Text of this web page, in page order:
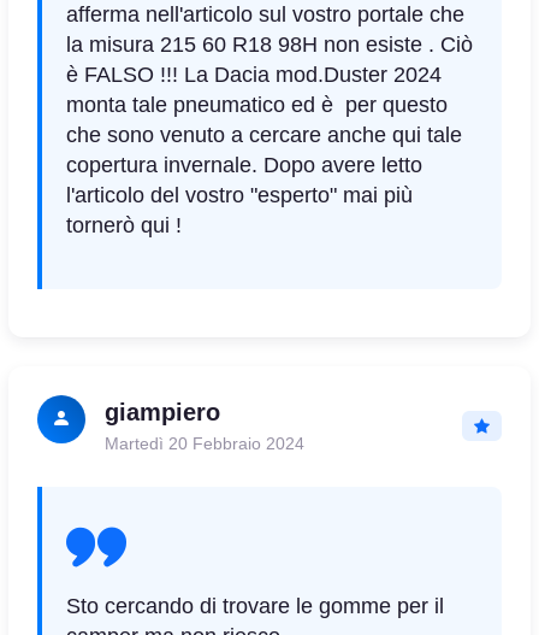
afferma nell'articolo sul vostro portale che
la misura 215 60 R18 98H non esiste . Ciò
è FALSO !!! La Dacia mod.Duster 2024
monta tale pneumatico ed è per questo
che sono venuto a cercare anche qui tale
copertura invernale. Dopo avere letto
l'articolo del vostro "esperto" mai più
tornerò qui !
giampiero
Martedì 20 Febbraio 2024
Sto cercando di trovare le gomme per il